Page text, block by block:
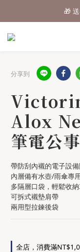
⌛
分享到
Alox
筆電公
帶防刮內襯的電子設
內層備有水壺/雨傘專
多隔層口袋，輕鬆收
可拆式襯墊肩帶
兩用型拉鍊後袋
全店，消費滿